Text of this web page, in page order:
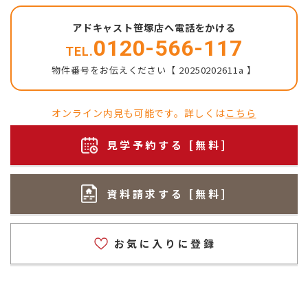
アドキャスト笹塚店へ電話をかける
TEL.0120-566-117
物件番号をお伝えください【 20250202611a 】
オンライン内見も可能です。詳しくはこちら
見学予約する [無料]
資料請求する [無料]
お気に入りに登録